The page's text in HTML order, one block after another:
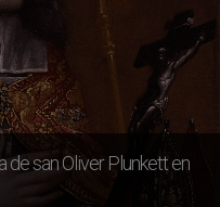
de san Oliver Plunkett en